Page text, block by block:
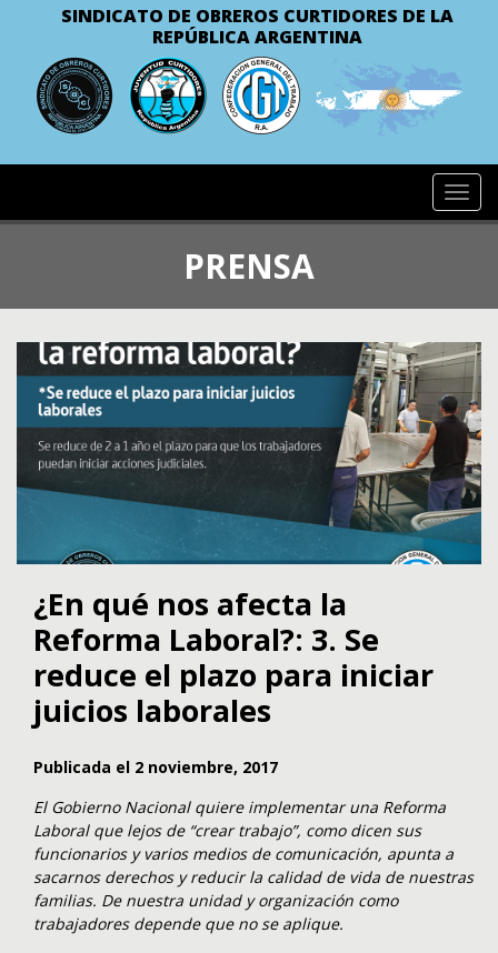
SINDICATO DE OBREROS CURTIDORES DE LA
REPÚBLICA ARGENTINA
PRENSA
¿En qué nos afecta la
Reforma Laboral?: 3. Se
reduce el plazo para iniciar
juicios laborales
Publicada el 2 noviembre, 2017
El Gobierno Nacional quiere implementar una Reforma
Laboral que lejos de “crear trabajo”, como dicen sus
funcionarios y varios medios de comunicación, apunta a
sacarnos derechos y reducir la calidad de vida de nuestras
familias. De nuestra unidad y organización como
trabajadores depende que no se aplique.